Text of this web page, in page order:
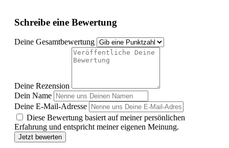
Schreibe eine Bewertung
Deine Gesamtbewertung
Deine Rezension
Dein Name
Deine E-Mail-Adresse
Diese Bewertung basiert auf meiner persönlichen
Erfahrung und entspricht meiner eigenen Meinung.
Jetzt bewerten